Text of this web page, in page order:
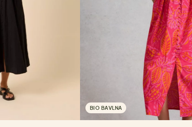
BIO BAVLNA